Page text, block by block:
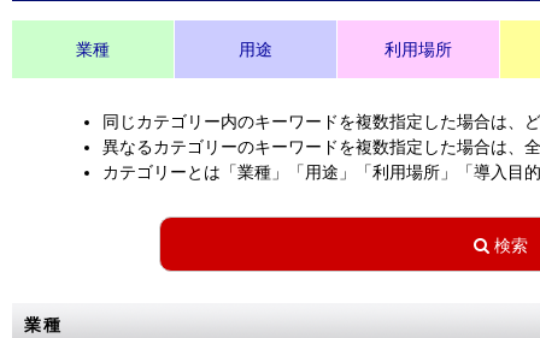
業種 用途 利用場所
同じカテゴリー内のキーワードを複数指定した場合は、
異なるカテゴリーのキーワードを複数指定した場合は、
カテゴリーとは「業種」「用途」「利用場所」「導入目
業種